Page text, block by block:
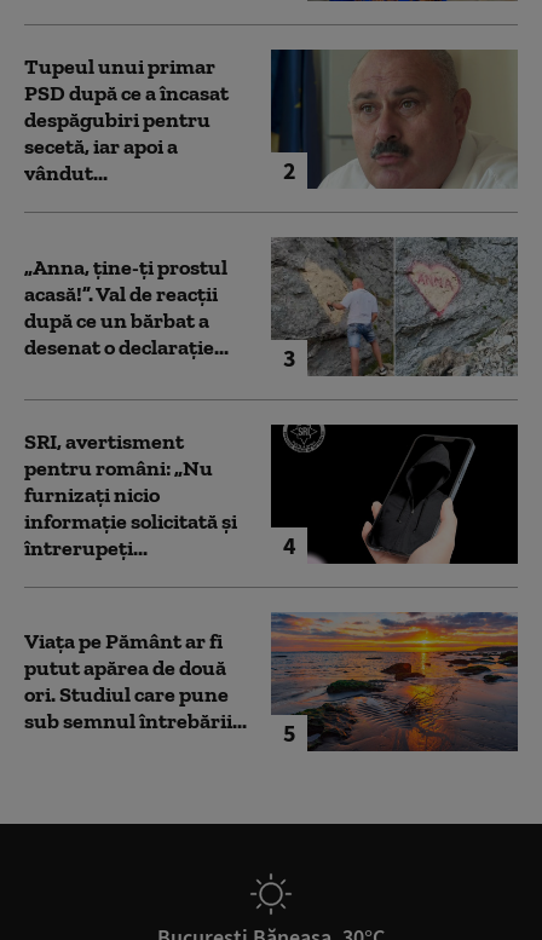
2
Tupeul unui primar
PSD după ce a încasat
despăgubiri pentru
secetă, iar apoi a
vândut...
3
„Anna, ţine-ţi prostul
acasă!”. Val de reacții
după ce un bărbat a
desenat o declarație...
4
SRI, avertisment
pentru români: „Nu
furnizați nicio
informație solicitată și
întrerupeți...
5
Viața pe Pământ ar fi
putut apărea de două
ori. Studiul care pune
sub semnul întrebării...